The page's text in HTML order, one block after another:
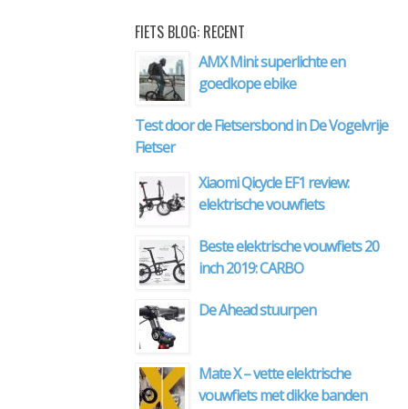
FIETS BLOG: RECENT
AMX Mini: superlichte en
goedkope ebike
Test door de Fietsersbond in De Vogelvrije
Fietser
Xiaomi Qicycle EF1 review:
elektrische vouwfiets
Beste elektrische vouwfiets 20
inch 2019: CARBO
De Ahead stuurpen
Mate X – vette elektrische
vouwfiets met dikke banden